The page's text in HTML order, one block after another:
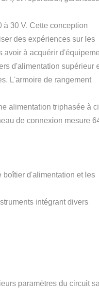
30 V. Cette conception
des expériences sur les
avoir à acquérir
d'alimentation supérieur
L'armoire de rangement
alimentation triphasée à
de connexion mesure
boîtier d'alimentation et les
intégrant divers
paramètres du circuit